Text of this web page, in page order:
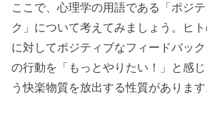
ここで、心理学の用語である「ポジ
ク」について考えてみましょう。ヒ
に対してポジティブなフィードバッ
の行動を「もっとやりたい！」と感
う快楽物質を放出する性質があります